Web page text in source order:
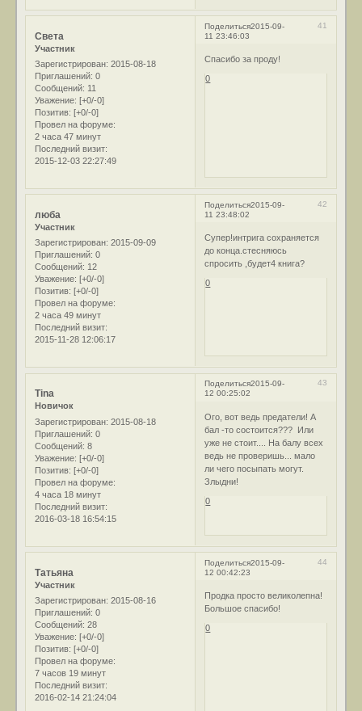
Поделиться 41
2015-09-
11 23:46:03
Света
Участник
Зарегистрирован: 2015-08-18
Приглашений: 0
Сообщений: 11
Уважение: [+0/-0]
Позитив: [+0/-0]
Провел на форуме:
2 часа 47 минут
Последний визит:
2015-12-03 22:27:49
Спасибо за проду!
0
Поделиться 42
2015-09-
11 23:48:02
люба
Участник
Зарегистрирован: 2015-09-09
Приглашений: 0
Сообщений: 12
Уважение: [+0/-0]
Позитив: [+0/-0]
Провел на форуме:
2 часа 49 минут
Последний визит:
2015-11-28 12:06:17
Супер!интрига сохраняется
до конца.стесняюсь
спросить ,будет4 книга?
0
Поделиться 43
2015-09-
12 00:25:02
Tina
Новичок
Зарегистрирован: 2015-08-18
Приглашений: 0
Сообщений: 8
Уважение: [+0/-0]
Позитив: [+0/-0]
Провел на форуме:
4 часа 18 минут
Последний визит:
2016-03-18 16:54:15
Ого, вот ведь предатели! А
бал -то состоится??? Или
уже не стоит.... На балу всех
ведь не проверишь... мало
ли чего посыпать могут.
Злыдни!
0
Поделиться 44
2015-09-
12 00:42:23
Татьяна
Участник
Зарегистрирован: 2015-08-16
Приглашений: 0
Сообщений: 28
Уважение: [+0/-0]
Позитив: [+0/-0]
Провел на форуме:
7 часов 19 минут
Последний визит:
2016-02-14 21:24:04
Продка просто великолепна!
Большое спасибо!
0